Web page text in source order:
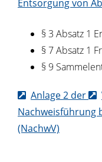
Entsorgung von
§ 3 Absatz 1
§ 7 Absatz 1
§ 9
Anlage 2 der
Nachweisführung
(NachwV)